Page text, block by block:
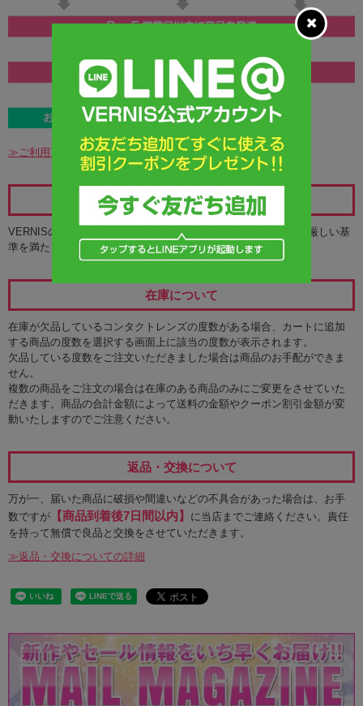
≫ご利用可能なお支払方法の詳細
レンズの安全性について
VERNISのカラコンは、アメリカのFDAと並び称されるKFDAの厳しい基
準を満たした商品のみをお取り扱いしています。
在庫について
在庫が欠品しているコンタクトレンズの度数がある場合、カートに追加
する商品の度数を選択する画面上に該当の度数が表示されます。
欠品している度数をご注文いただきました場合は商品のお手配ができま
せん。
複数の商品をご注文の場合は在庫のある商品のみにご変更をさせていた
だきます。商品の合計金額によって送料の金額やクーポン割引金額が変
動いたしますのでご注意ください。
返品・交換について
万が一、届いた商品に破損や間違いなどの不具合があった場合は、お手
数ですが 【商品到着後7日間以内】
に当店までご連絡ください。責任
を持って無償で良品と交換をさせていただきます。
≫返品・交換についての詳細